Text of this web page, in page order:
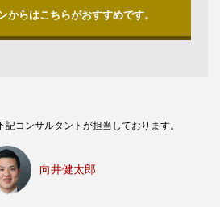
からはこちらがおすすめです。
コンサルタントが担当しております。
向井健太郎